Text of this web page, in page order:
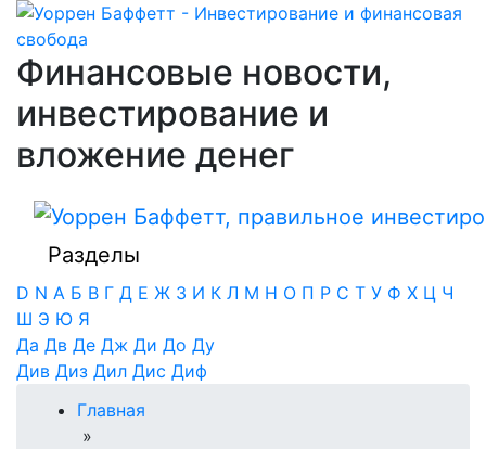
Финансовые новости,
инвестирование и
вложение денег
Разделы
D N А Б В Г Д Е Ж З И К Л М Н О П Р С Т У Ф Х Ц Ч
Ш Э Ю Я
Да Дв Де Дж Ди До Ду
Див Диз Дил Дис Диф
Главная
»